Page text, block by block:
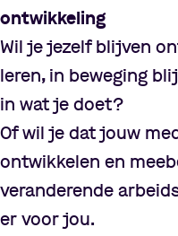
ontwikkeling
Wil je jezelf blijven
leren, in beweging
in wat je doet?
Of wil je dat jouw
ontwikkelen en
veranderende
er voor jou.